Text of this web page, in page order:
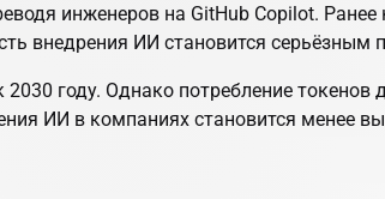
инженеров на GitHub Copilot.
внедрения ИИ становится серьёзным
году. Однако потребление токенов
ИИ в компаниях становится менее